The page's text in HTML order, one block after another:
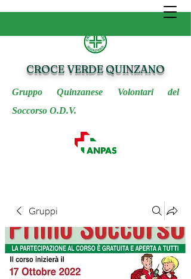
CROCE VERDE QUINZANO
Gruppo Quinzanese Volontari del
Soccorso O.D.V.
Gruppi